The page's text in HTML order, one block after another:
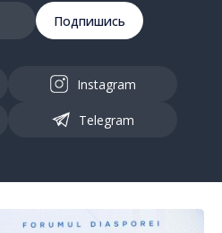
Подпишись
Instagram
Telegram